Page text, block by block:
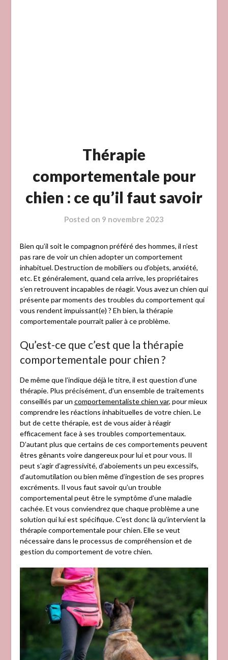
Thérapie
comportementale pour
chien : ce qu’il faut savoir
Posted on 9 novembre 2023
Bien qu’il soit le compagnon préféré des hommes, il n’est
pas rare de voir un chien adopter un comportement
inhabituel. Destruction de mobiliers ou d’objets, anxiété,
etc. Et généralement, quand cela arrive, les propriétaires
s’en retrouvent incapables de réagir. Vous avez un chien qui
présente par moments des troubles du comportement qui
vous rendent impuissant(e) ? Eh bien, la thérapie
comportementale pourrait palier à ce problème.
Qu’est-ce que c’est que la thérapie
comportementale pour chien ?
De même que l’indique déjà le titre, il est question d’une
thérapie. Plus précisément, d’un ensemble de traitements
conseillés par un comportementaliste chien var, pour mieux
comprendre les réactions inhabituelles de votre chien. Le
but de cette thérapie, est de vous aider à réagir
efficacement face à ses troubles comportementaux.
D’autant plus que certains de ces comportements peuvent
êtres gênants voire dangereux pour lui et pour vous. Il
peut s’agir d’agressivité, d’aboiements un peu excessifs,
d’automutilation ou bien même d’ingestion de ses propres
excréments. Il vous faut savoir qu’un trouble
comportemental peut être le symptôme d’une maladie
cachée. Et vous conviendrez que chaque problème a une
solution qui lui est spécifique. C’est donc là qu’intervient la
thérapie comportementale pour chien. Elle se veut
nécessaire dans le processus de compréhension et de
gestion du comportement de votre chien.